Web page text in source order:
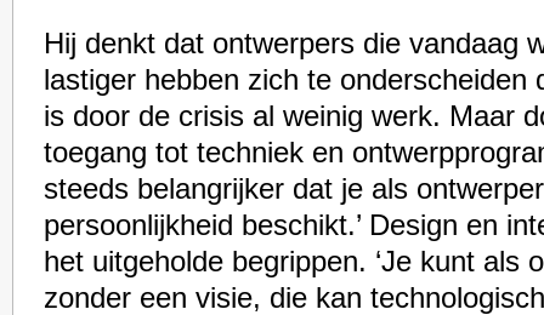
Hij denkt dat ontwerpers die vandaag
lastiger hebben zich te onderscheiden
is door de crisis al weinig werk. Maar
toegang tot techniek en
steeds belangrijker dat je als
persoonlijkheid beschikt.’ Design en
het uitgeholde begrippen. ‘Je kunt als
zonder een visie, die kan